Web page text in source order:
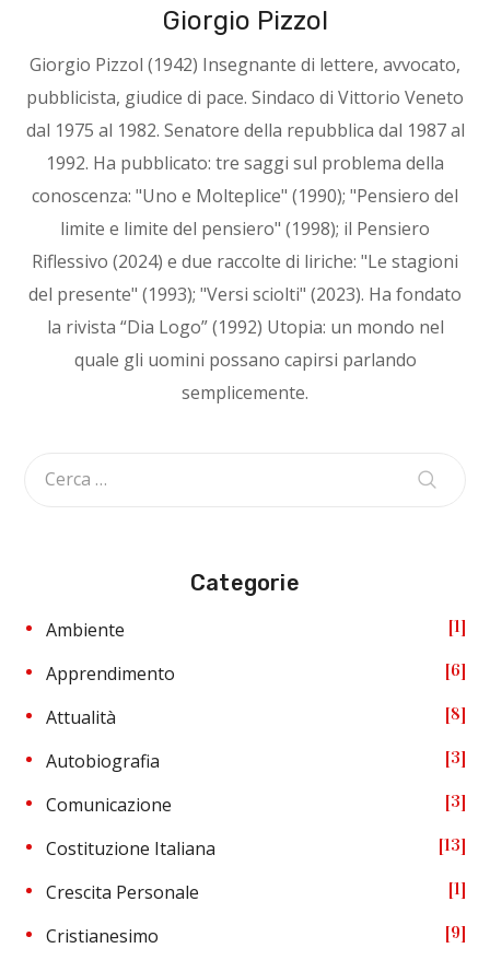
Giorgio Pizzol
Giorgio Pizzol (1942) Insegnante di lettere, avvocato,
pubblicista, giudice di pace. Sindaco di Vittorio Veneto
dal 1975 al 1982. Senatore della repubblica dal 1987 al
1992. Ha pubblicato: tre saggi sul problema della
conoscenza: "Uno e Molteplice" (1990); "Pensiero del
limite e limite del pensiero" (1998); il Pensiero
Riflessivo (2024) e due raccolte di liriche: "Le stagioni
del presente" (1993); "Versi sciolti" (2023). Ha fondato
la rivista “Dia Logo” (1992) Utopia: un mondo nel
quale gli uomini possano capirsi parlando
semplicemente.
Categorie
Ambiente 1
Apprendimento 6
Attualità 8
Autobiografia 3
Comunicazione 3
Costituzione Italiana 13
Crescita Personale 1
Cristianesimo 9